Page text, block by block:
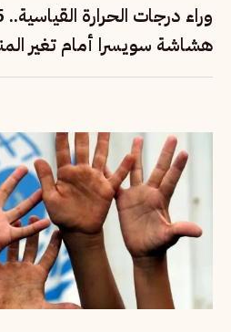
هشاشة سويسرا أمام تغير